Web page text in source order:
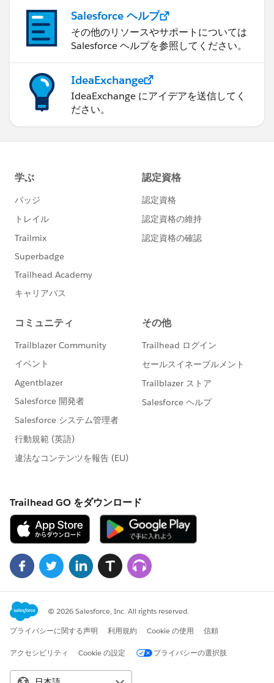
Salesforce ヘルプ
その他のリソースやサポートについては
Salesforce ヘルプを参照してください。
IdeaExchange
IdeaExchange にアイデアを送信してく
ださい。